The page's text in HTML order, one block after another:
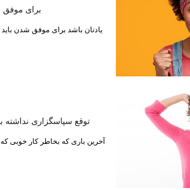
برای موفق
یادتان باشد برای موفق شدن
توقع سپاسگزاری نداشته
آخرین باری که بخاطر کار خوبی